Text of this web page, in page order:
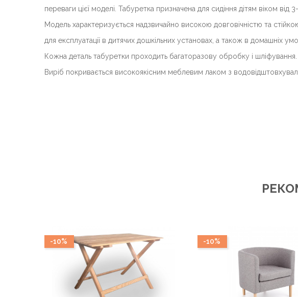
переваги цієї моделі. Табуретка призначена для сидіння дітям віком від 3-
Модель характеризується надзвичайно високою довговічністю та с
для експлуатації в дитячих дошкільних установах, а також в домашніх
Кожна деталь табуретки проходить багаторазову обробку і
Виріб покривається високоякісним меблевим лаком з
-10% -10%